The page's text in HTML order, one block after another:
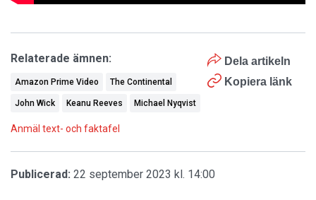
Dela artikeln
Kopiera länk
Relaterade ämnen:
Amazon Prime Video The Continental
John Wick Keanu Reeves Michael Nyqvist
Anmäl text- och faktafel
Publicerad: 22 september 2023 kl. 14:00